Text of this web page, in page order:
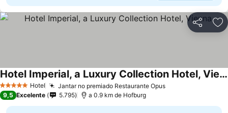
Partilhar
5 Estrelas Hotel Jantar no premiado Restaurante Opus
Hotel Imperial, a Luxury Collection Hotel, Vienna
9,5 Excelente 5.795 a 0.9 km de Hofburg